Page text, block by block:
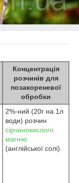
Концентрація
розчинів для
позакореневої
обробки
2%-ний (20г на 1л
води) розчин
сірчанокислого
магнію
(англійської солі).